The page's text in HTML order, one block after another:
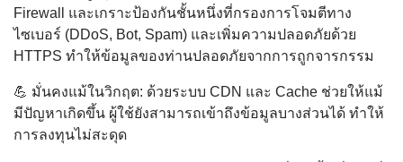
Firewall และเกราะป้องกันชั้นหนึ่งที่กรองการโจมตีทาง
ไซเบอร์ (DDoS, Bot, Spam) และเพิ่มความปลอดภัยด้วย
HTTPS ทำให้ข้อมูลของท่านปลอดภัยจากการถูกจารกรรม
💪 มั่นคงแม้ในวิกฤต: ด้วยระบบ CDN และ Cache ช่วยให้แม้
มีปัญหาเกิดขึ้น ผู้ใช้ยังสามารถเข้าถึงข้อมูลบางส่วนได้ ทำให้
การลงทุนไม่สะดุด